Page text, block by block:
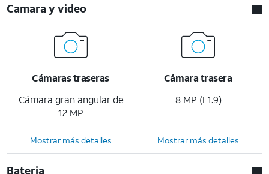
Camara y video
Cámaras traseras
Cámara gran angular de
12 MP
Cámara trasera
8 MP (F1.9)
Mostrar más detalles Mostrar más detalles
Bateria